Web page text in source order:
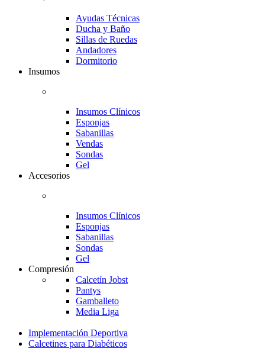
Ayudas Técnicas
Ducha y Baño
Sillas de Ruedas
Andadores
Dormitorio
Insumos
Insumos Clínicos
Esponjas
Sabanillas
Vendas
Sondas
Gel
Accesorios
Insumos Clínicos
Esponjas
Sabanillas
Sondas
Gel
Compresión
Calcetín Jobst
Pantys
Gamballeto
Media Liga
Implementación Deportiva
Calcetines para Diabéticos